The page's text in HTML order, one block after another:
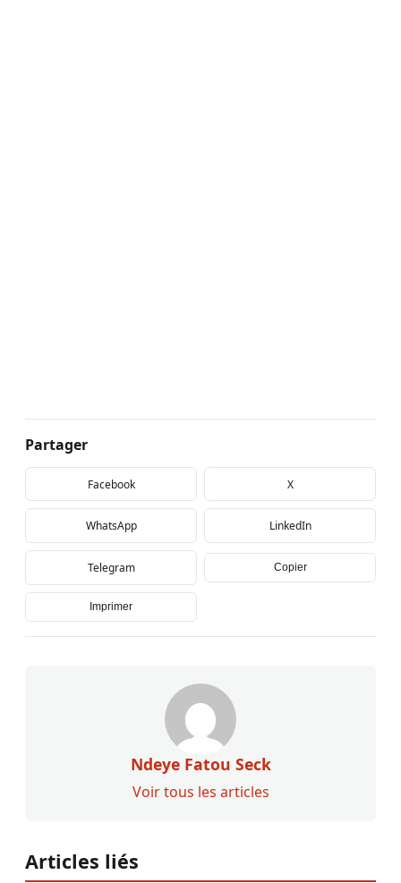
Partager
Facebook X
WhatsApp LinkedIn
Telegram Copier
Imprimer
Ndeye Fatou Seck
Voir tous les articles
Articles liés